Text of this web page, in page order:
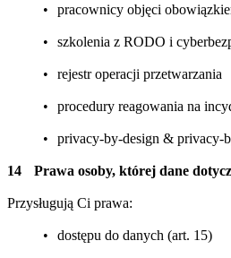
pracownicy objęci
szkolenia z RODO i
rejestr operacji przetwarzania
procedury reagowania na
privacy-by-design & privacy-
Prawa osoby, której dane
Przysługują Ci prawa:
dostępu do danych (art. 15)